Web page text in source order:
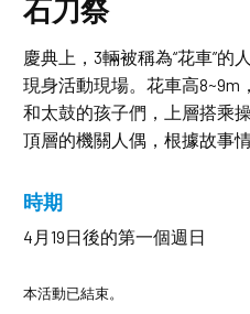
石刀祭
慶典上，3輛被稱為“花車”的
現身活動現場。花車高
和太鼓的孩子們，上層搭乘
頂層的機關人偶，根據故事
時期
4月19日後的第一個週日
本活動已結束。